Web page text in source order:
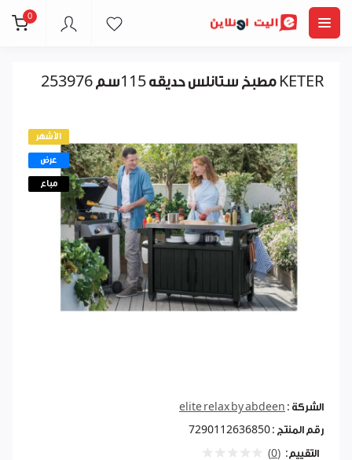
0
مطبخ ستانلس حديقه 115سم 253976 KETER
الأشهر
عرض
مباع
الشركة : elite relax by abdeen
رقم المنتج : 7290112636850
التقييم: (0)